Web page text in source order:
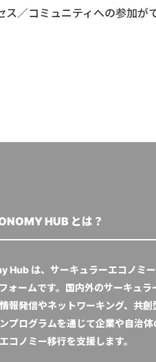
ス／コミュニティへの参加が
HUB とは？
Hub は、サーキュラーエコノミ
ォームです。国内外のサーキュラ
報発信やネットワーキング、共創
プログラムを通じて企業や自治体
コノミー移行を支援します。